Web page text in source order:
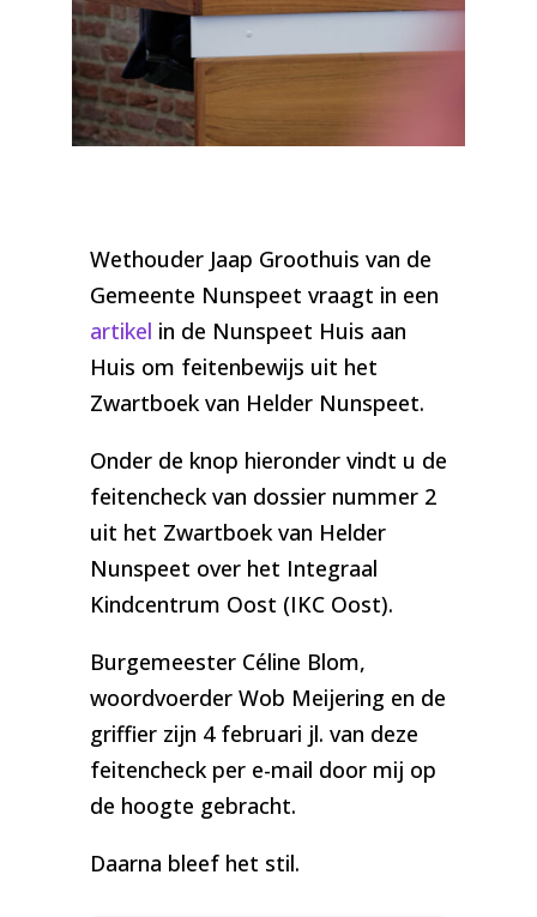
Foto: Wethouder Jaap Groothuis SGP | Nunspeetse
Wethouder Jaap Groothuis van de
Gemeente Nunspeet vraagt in een
artikel in de Nunspeet Huis aan
Huis om feitenbewijs uit het
Zwartboek van Helder Nunspeet.
Onder de knop hieronder vindt u de
feitencheck van dossier nummer 2
uit het Zwartboek van Helder
Nunspeet over het Integraal
Kindcentrum Oost (IKC Oost).
Burgemeester Céline Blom,
woordvoerder Wob Meijering en de
griffier zijn 4 februari jl. van deze
feitencheck per e-mail door mij op
de hoogte gebracht.
Daarna bleef het stil.